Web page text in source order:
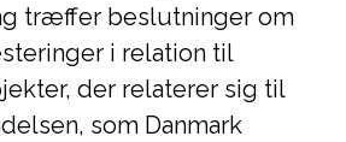
træffer beslutninger om
i relation til
der relaterer sig til
som Danmark